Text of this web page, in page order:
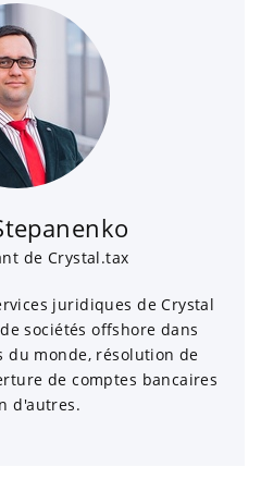
de Crystal.tax
juridiques de Crystal
sociétés offshore dans
monde, résolution de
de comptes bancaires
d'autres.